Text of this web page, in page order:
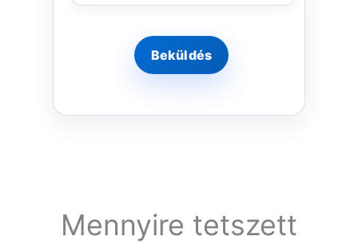
Mennyire tetszett